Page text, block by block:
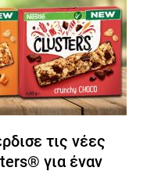
τις νέες
για έναν